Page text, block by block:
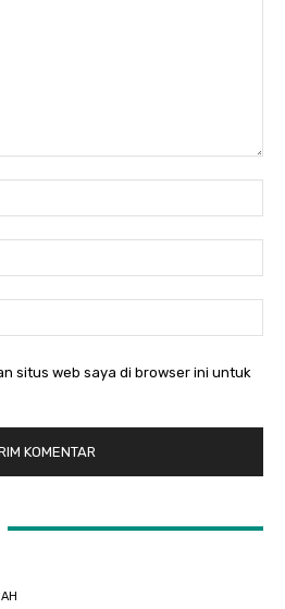
situs web saya di browser ini untuk